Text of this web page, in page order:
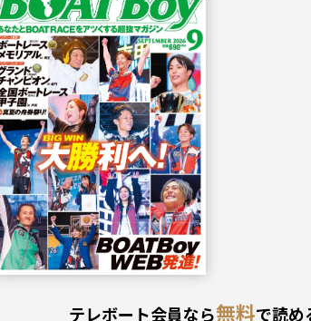
2026年
9月号
テレボート会員なら無料で読め